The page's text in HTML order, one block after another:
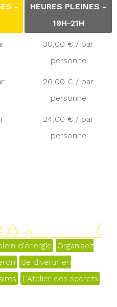
-
HEURES PLEINES -
19H-21H
30,00 € / par
personne
26,00 € / par
personne
24,00 € / par
personne
d'énergie
Organisez
Se divertir en
L'Atelier des secrets